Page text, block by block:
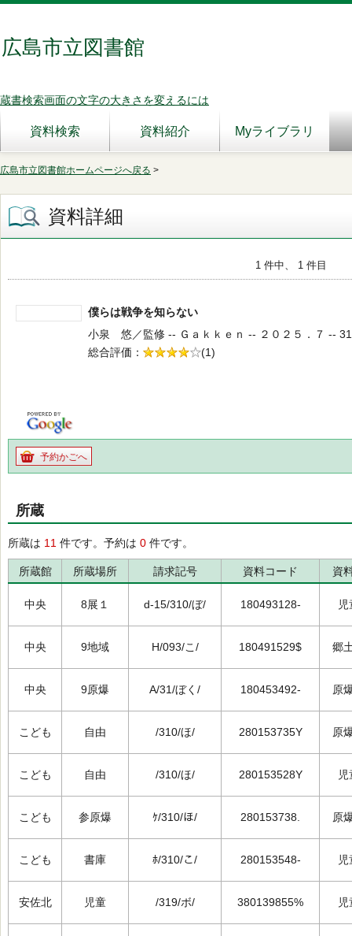
広島市立図書館
蔵書検索画面の文字の大きさを変えるには
資料検索 資料紹介 Myライブラリ
広島市立図書館ホームページへ戻る >
資料詳細
1 件中、 1 件目
僕らは戦争を知らない
小泉 悠／監修 -- Ｇａｋｋｅｎ -- ２０２５．７ --
総合評価
5段階評価
(1)
予約かごへ
所蔵
所蔵は 11 件です。予約は 0 件です。
所蔵館 所蔵場所 請求記号 資料コード 資
中央 8展１ d-15/310/ぼ/ 180493128- 児
中央 9地域 H/093/こ/ 180491529$ 郷
中央 9原爆 A/31/ぼく/ 180453492- 原
こども 自由 /310/ほ/ 280153735Y 原
こども 自由 /310/ほ/ 280153528Y 児
こども 参原爆 ｹ/310/ほ/ 280153738. 原
こども 書庫 ﾎ/310/こ/ 280153548- 児
安佐北 児童 /319/ボ/ 380139855% 児